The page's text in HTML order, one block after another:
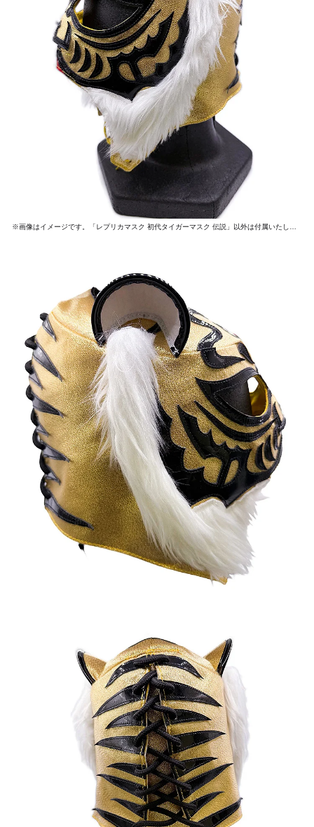
※画像はイメージです。「レプリカマスク 初代タイガーマスク 伝説」以外は付属いたしません。